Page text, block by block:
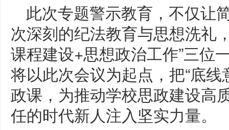
此次专题警示教育，不仅让
次深刻的纪法教育与思想洗礼
课程建设+思想政治工作”三位
将以此次会议为起点，把“底线
政课，为推动学校思政建设高
任的时代新人注入坚实力量。